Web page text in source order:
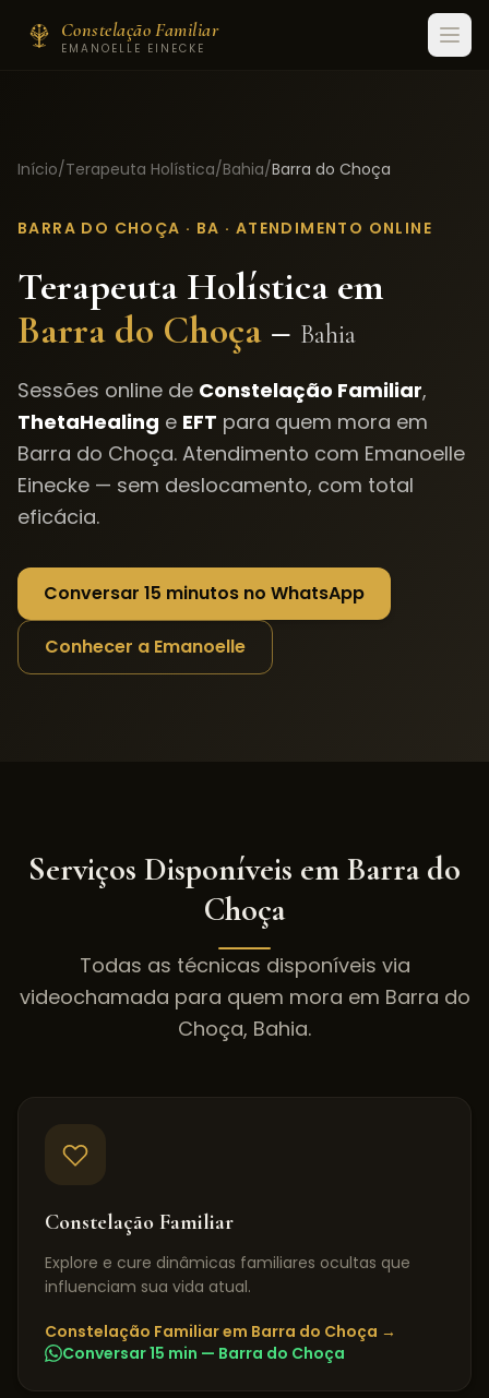
Constelação Familiar
EMANOELLE EINECKE
Início/Terapeuta Holística/Bahia/Barra do Choça
BARRA DO CHOÇA · BA · ATENDIMENTO ONLINE
Terapeuta Holística em
Barra do Choça – Bahia
Sessões online de Constelação Familiar,
ThetaHealing e EFT para quem mora em
Barra do Choça. Atendimento com Emanoelle
Einecke — sem deslocamento, com total
eficácia.
Conversar 15 minutos no WhatsApp
Conhecer a Emanoelle
Serviços Disponíveis emBarra do
Choça
Todas as técnicas disponíveis via
videochamada para quem mora em Barra do
Choça, Bahia.
Constelação Familiar
Explore e cure dinâmicas familiares ocultas que
influenciam sua vida atual.
Constelação Familiarem Barra do Choça →
Conversar 15 min — Barra do Choça